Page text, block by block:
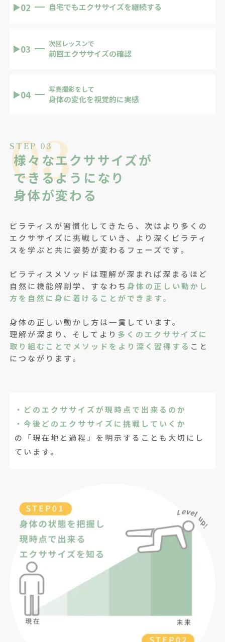
▶02 自宅でもエクササイズを継続する
▶03 次回レッスンで
前回エクササイズの確認
▶04 写真撮影をして
身体の変化を視覚的に実感
03
STEP 03
様々なエクササイズが
できるようになり
身体が変わる
ピラティスが習慣化してきたら、次はより多くの
エクササイズに挑戦していき、より深くピラティ
スを学ぶと共に姿勢が変わるフェーズです。
ピラティスメソッドは理解が深まれば深まるほど
自然に機能解剖学、すなわち 身体の正しい動かし
方を自然に身に着けることができます。
身体の正しい動かし方は一貫しています。
理解が深まり、そしてより 多くのエクササイズに
取り組むことでメソッドをより深く習得する こと
につながります。
・どのエクササイズが現時点で出来るのか
・今後どのエクササイズに挑戦していくか
の「現在地と過程」を明示することも大切にし
ています。